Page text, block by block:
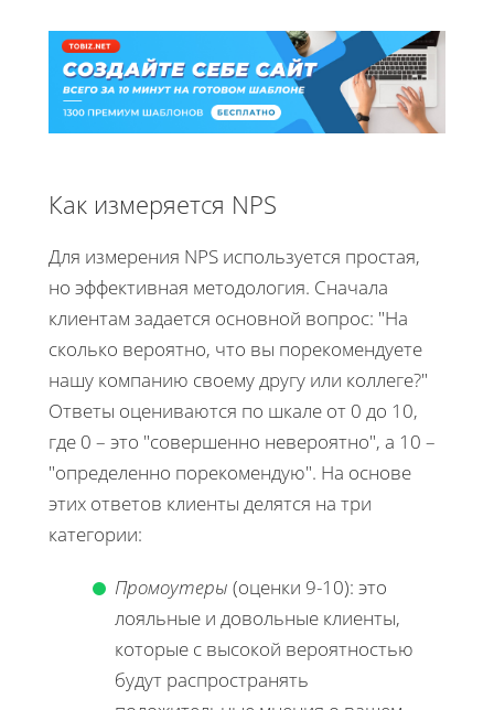
Как измеряется NPS
Для измерения NPS используется простая,
но эффективная методология. Сначала
клиентам задается основной вопрос: "На
сколько вероятно, что вы порекомендуете
нашу компанию своему другу или коллеге?"
Ответы оцениваются по шкале от 0 до 10,
где 0 – это "совершенно невероятно", а 10 –
"определенно порекомендую". На основе
этих ответов клиенты делятся на три
категории:
Промоутеры (оценки 9-10): это
лояльные и довольные клиенты,
которые с высокой вероятностью
будут распространять